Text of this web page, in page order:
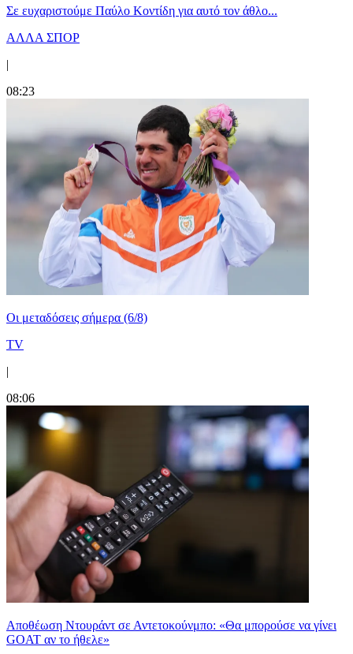
Σε ευχαριστούμε Παύλο Κοντίδη για αυτό τον άθλο...
ΑΛΛΑ ΣΠΟΡ
|
08:23
Οι μεταδόσεις σήμερα (6/8)
TV
|
08:06
Αποθέωση Ντουράντ σε Αντετοκούνμπο: «Θα μπορούσε να γίνει
GOAT αν το ήθελε»